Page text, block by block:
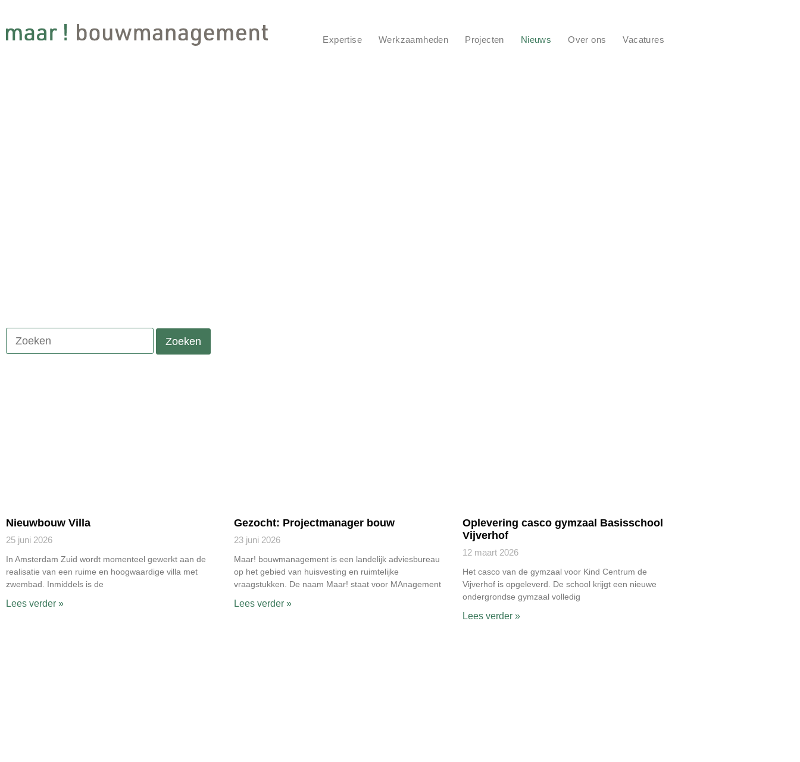
Expertise Werkzaamheden Projecten Nieuws Over ons Vacatures
Nieuwbouw Villa
25 juni 2026
In Amsterdam Zuid wordt momenteel gewerkt aan de
realisatie van een ruime en hoogwaardige villa met
zwembad. Inmiddels is de
Lees verder »
Gezocht: Projectmanager bouw
23 juni 2026
Maar! bouwmanagement is een landelijk adviesbureau
op het gebied van huisvesting en ruimtelijke
vraagstukken. De naam Maar! staat voor MAnagement
Lees verder »
Oplevering casco gymzaal Basisschool
Vijverhof
12 maart 2026
Het casco van de gymzaal voor Kind Centrum de
Vijverhof is opgeleverd. De school krijgt een nieuwe
ondergrondse gymzaal volledig
Lees verder »